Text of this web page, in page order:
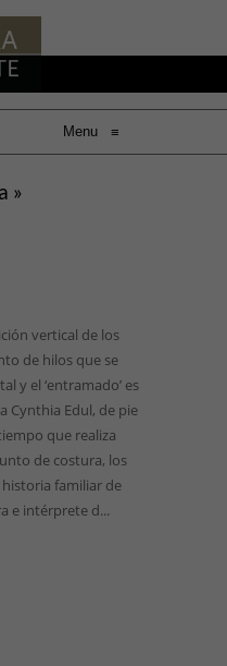
Menu ≡
»
vertical de los
de hilos que se
y el ‘entramado’ es
Cynthia Edul, de pie
que realiza
de costura, los
familiar de
e intérprete d...